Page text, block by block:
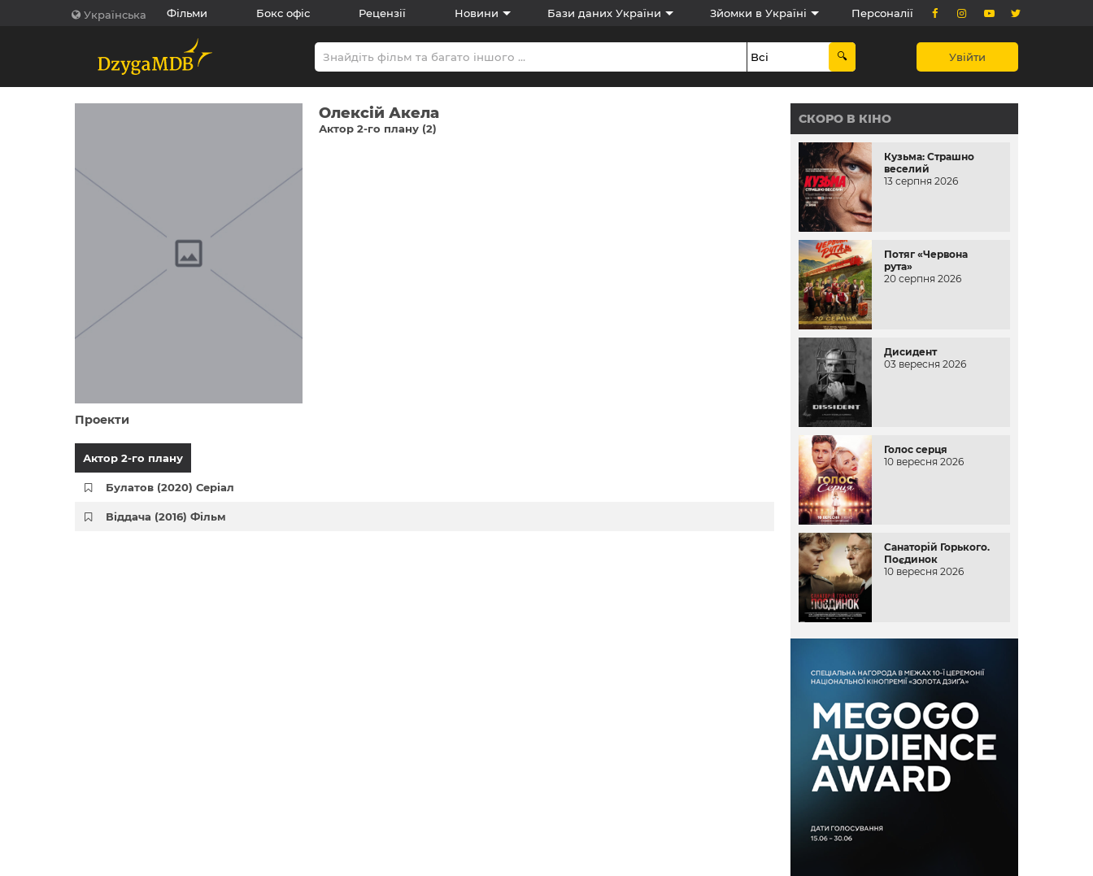
Українська Фільми Бокс офіс Рецензії Новини Бази даних України Зйомки в Україні Персоналії
Увійти
Олексій Акела
Актор 2-го плану (2)
Проекти
Актор 2-го плану
Булатов (2020) Серіал
Віддача (2016) Фільм
СКОРО В КІНО
Кузьма: Страшно
веселий
13 серпня 2026
Потяг «Червона
рута»
20 серпня 2026
Дисидент
03 вересня 2026
Голос серця
10 вересня 2026
Санаторій Горького.
Поєдинок
10 вересня 2026